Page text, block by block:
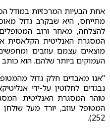
אחת הבעיות המרכזיות במודל
מתייחס, היא שבקרב גדול
להצלחה, מאחר ורוב
המסגרת האנליטית הקלאסית
מוצאים עצמם עוזבים
העמוקים ביותר שלהם. הוא
"אנו מאבדים חלק גדול
נבגדים לחלוטין על-ידי
טוהר המסגרת האנליטית.
המטופל עוזב, יורד מעל
252).